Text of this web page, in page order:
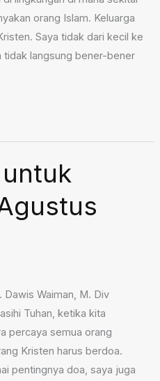
orang Islam. Keluarga
Saya tidak dari kecil ke
tidak langsung bener-bener
Waiman, M. Div
Tuhan, ketika kita
percaya semua orang
Kristen harus berdoa.
pentingnya doa, saya juga